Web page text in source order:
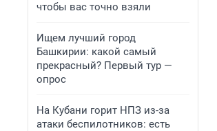
чтобы вас точно взяли
Ищем лучший город
Башкирии: какой самый
прекрасный? Первый тур —
опрос
На Кубани горит НПЗ из-за
атаки беспилотников: есть